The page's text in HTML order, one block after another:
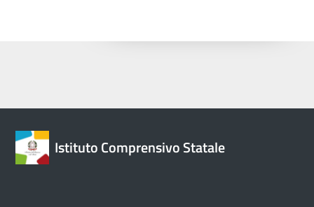
Istituto Comprensivo Statale